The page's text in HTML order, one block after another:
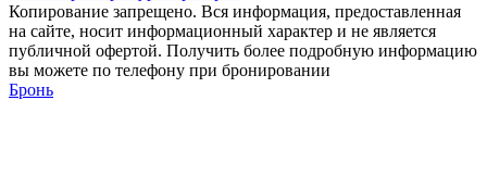
Копирование запрещено. Вся информация, предоставленная
на сайте, носит информационный характер и не является
публичной офертой. Получить более подробную информацию
вы можете по телефону при бронировании
Бронь